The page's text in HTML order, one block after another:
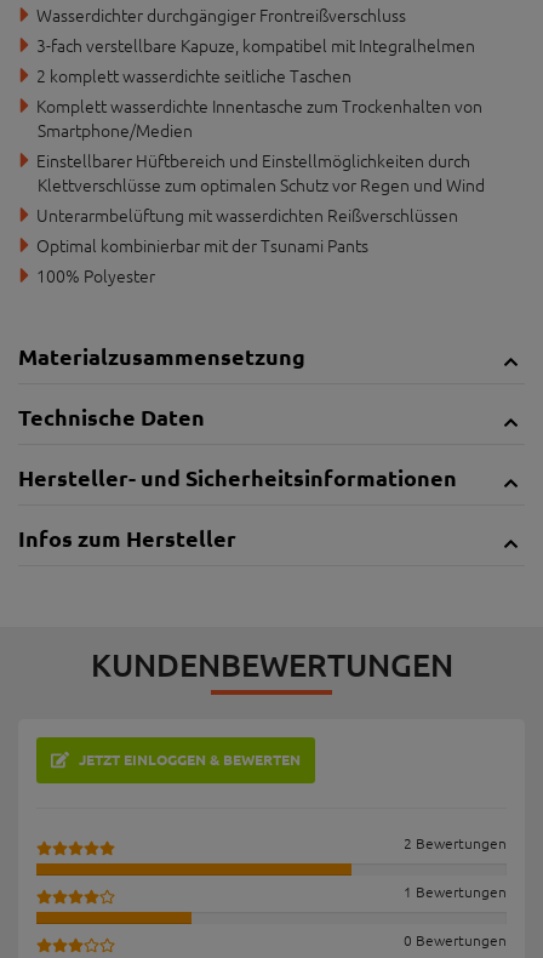
Wasserdichter durchgängiger Frontreißverschluss
3-fach verstellbare Kapuze, kompatibel mit Integralhelmen
2 komplett wasserdichte seitliche Taschen
Komplett wasserdichte Innentasche zum Trockenhalten von
Smartphone/Medien
Einstellbarer Hüftbereich und Einstellmöglichkeiten durch
Klettverschlüsse zum optimalen Schutz vor Regen und Wind
Unterarmbelüftung mit wasserdichten Reißverschlüssen
Optimal kombinierbar mit der Tsunami Pants
100% Polyester
Materialzusammensetzung
Technische Daten
Hersteller- und Sicherheitsinformationen
Infos zum Hersteller
KUNDENBEWERTUNGEN
JETZT EINLOGGEN & BEWERTEN
2 Bewertungen
1 Bewertungen
0 Bewertungen